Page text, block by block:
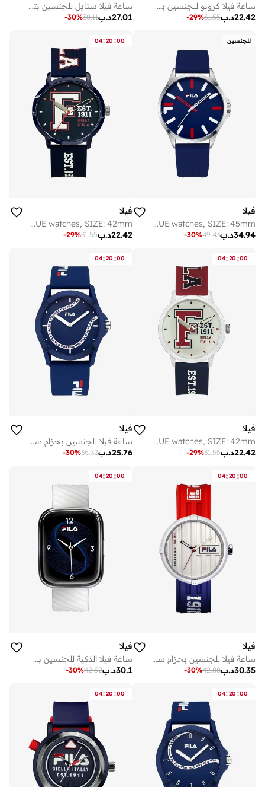
ساعة فيلا كرونو للجنسين بحزام بلاستيك رمادي وهيكل بلاستيك، 38-325-003
د.ب22.42
31.55
-29%
ساعة فيلا ستايل للجنسين بتوقيت عالمي لـ 25 مدينة، هيكل من خليط معدني، سوار نايلون أسود وسيليكون أبيض، 38-6088-101، مقاس 38 مم
د.ب27.01
38.11
-30%
للجنسين
فيلا
FILA ADULT 38-866-001 ANALOGUE watches, SIZE: 45mm
د.ب34.94
49.43
-30%
04:20 :00
فيلا
FILA ADULT 38-326-202 ANALOGUE watches, SIZE: 42mm
د.ب22.42
31.55
-29%
04:20 :00
فيلا
FILA ADULT 38-326-204 ANALOGUE watches, SIZE: 42mm
د.ب22.42
31.55
-29%
04:20 :00
فيلا
ساعة فيلا للجنسين بحزام سيليكون أزرق وعلبة
د.ب25.76
36.32
-30%
04:20 :00
فيلا
ساعة فيلا للجنسين بحزام سيليكون أزرق وأحمر، مينا ستانلس ستيل، مقاس 40 مم
د.ب30.35
42.88
-30%
04:20 :00
فيلا
ساعة فيلا الذكية للجنسين بسوار سيليكون أبيض مع سوار أسود إضافي مقاس مم
د.ب30.1
42.52
-30%
04:20 :00
04:20 :00